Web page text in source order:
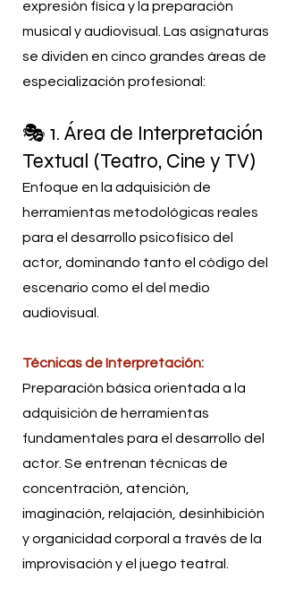
expresión física y la preparación
musical y audiovisual. Las asignaturas
se dividen en cinco grandes áreas de
especialización profesional:
🎭 1. Área de Interpretación
Textual (Teatro, Cine y TV)
Enfoque en la adquisición de
herramientas metodológicas reales
para el desarrollo psicofísico del
actor, dominando tanto el código del
escenario como el del medio
audiovisual.
Técnicas de Interpretación:
Preparación básica orientada a la
adquisición de herramientas
fundamentales para el desarrollo del
actor. Se entrenan técnicas de
concentración, atención,
imaginación, relajación, desinhibición
y organicidad corporal a través de la
improvisación y el juego teatral.